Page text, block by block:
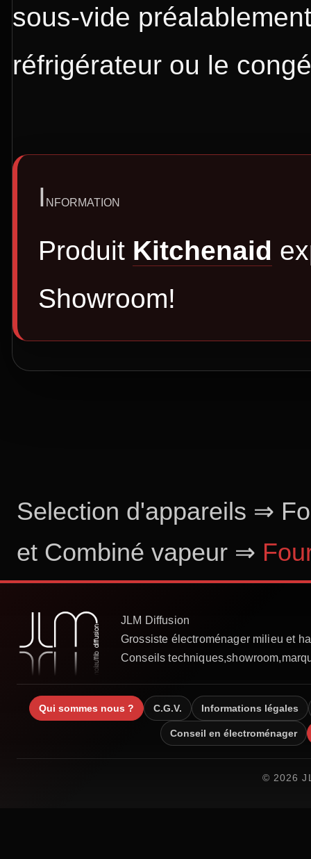
sous-vide
réfrigérateur ou le
Produit Kitchenaid
Showroom!
Selection d'appareils ⇒
et Combiné vapeur ⇒
KitchenAid
Qui sommes nous ? C.G.V. Informations légales
Conseil en électroménager